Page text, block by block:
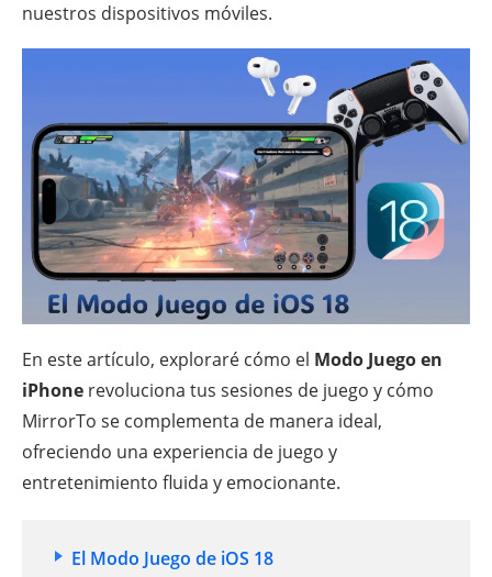
nuestros dispositivos móviles.
En este artículo, exploraré cómo el Modo Juego en
iPhone revoluciona tus sesiones de juego y cómo
MirrorTo se complementa de manera ideal,
ofreciendo una experiencia de juego y
entretenimiento fluida y emocionante.
El Modo Juego de iOS 18